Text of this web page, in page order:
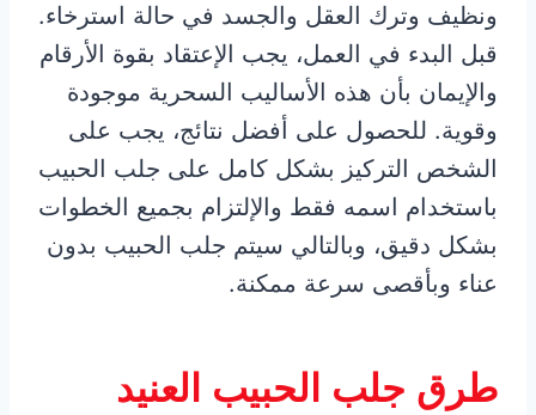
ونظيف وترك العقل والجسد في حالة استرخاء.
قبل البدء في العمل، يجب الإعتقاد بقوة الأرقام
والإيمان بأن هذه الأساليب السحرية موجودة
وقوية. للحصول على أفضل نتائج، يجب على
الشخص التركيز بشكل كامل على جلب الحبيب
باستخدام اسمه فقط والإلتزام بجميع الخطوات
بشكل دقيق، وبالتالي سيتم جلب الحبيب بدون
عناء وبأقصى سرعة ممكنة.
طرق جلب الحبيب العنيد